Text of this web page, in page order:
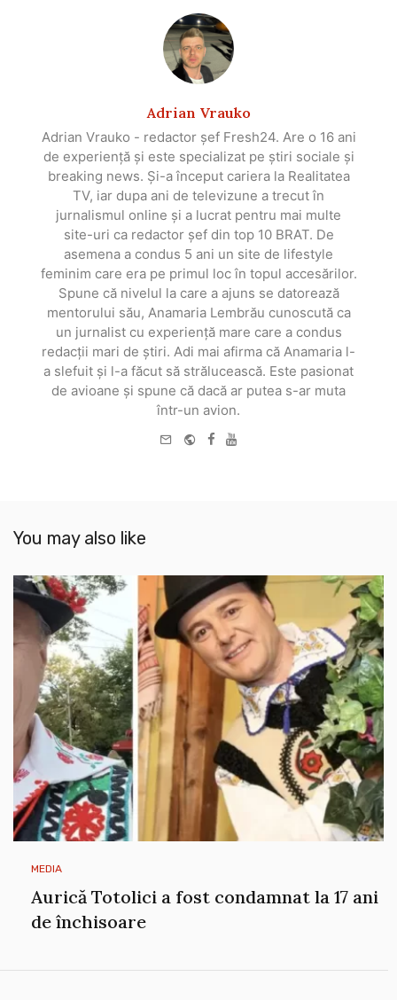
Adrian Vrauko
Adrian Vrauko - redactor șef Fresh24. Are o 16 ani
de experiență și este specializat pe știri sociale și
breaking news. Și-a început cariera la Realitatea
TV, iar dupa ani de televizune a trecut în
jurnalismul online și a lucrat pentru mai multe
site-uri ca redactor șef din top 10 BRAT. De
asemena a condus 5 ani un site de lifestyle
feminim care era pe primul loc în topul accesărilor.
Spune că nivelul la care a ajuns se datorează
mentorului său, Anamaria Lembrău cunoscută ca
un jurnalist cu experiență mare care a condus
redacții mari de știri. Adi mai afirma că Anamaria l-
a slefuit și l-a făcut să strălucească. Este pasionat
de avioane și spune că dacă ar putea s-ar muta
într-un avion.
e-
WebsiteFacebook
You may also like
MEDIA
Aurică Totolici a fost condamnat la 17 ani
de închisoare